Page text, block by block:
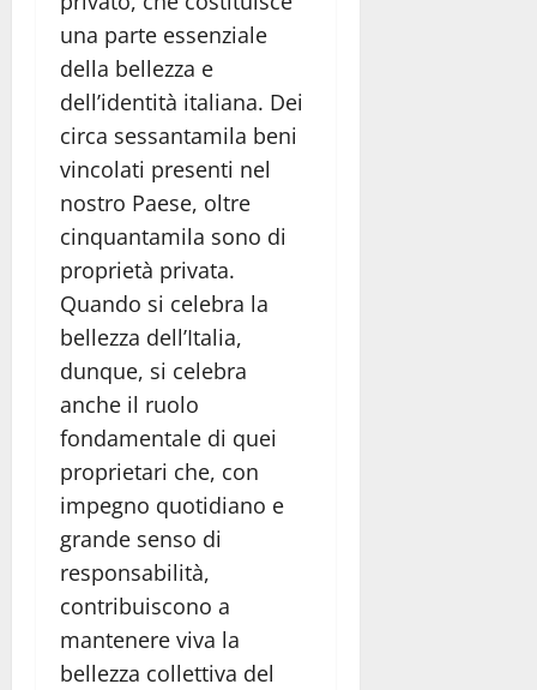
una parte essenziale
della bellezza e
dell’identità italiana. Dei
circa sessantamila beni
vincolati presenti nel
nostro Paese, oltre
cinquantamila sono di
proprietà privata.
Quando si celebra la
bellezza dell’Italia,
dunque, si celebra
anche il ruolo
fondamentale di quei
proprietari che, con
impegno quotidiano e
grande senso di
responsabilità,
contribuiscono a
mantenere viva la
bellezza collettiva del